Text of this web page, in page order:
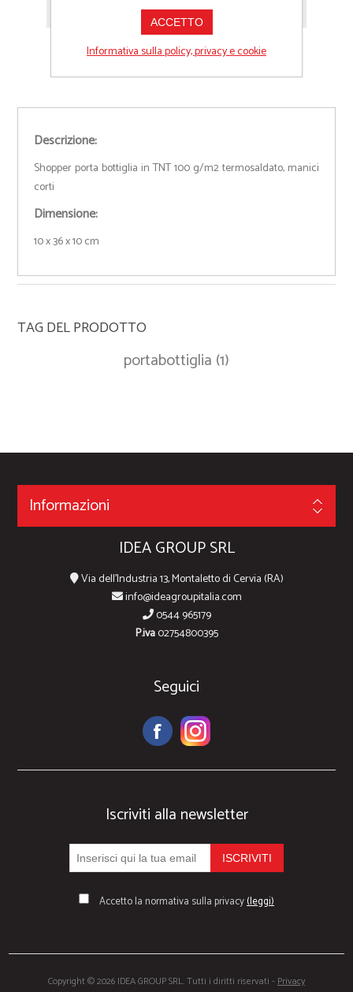
Richiedi informazioni prodotto
Descrizione:
Shopper porta bottiglia in TNT 100 g/m2 termosaldato, manici
corti
Dimensione:
10 x 36 x 10 cm
TAG DEL PRODOTTO
portabottiglia (1)
Informazioni
IDEA GROUP SRL
Via dell'Industria 13, Montaletto di Cervia (RA)
info@ideagroupitalia.com
0544 965179
P.iva02754800395
Seguici
Iscriviti alla newsletter
Accetto la normativa sulla privacy(leggi)
Copyright © 2026 IDEA GROUP SRL. Tutti i diritti riservati - Privacy
ACCETTO
Informativa sulla policy, privacy e cookie